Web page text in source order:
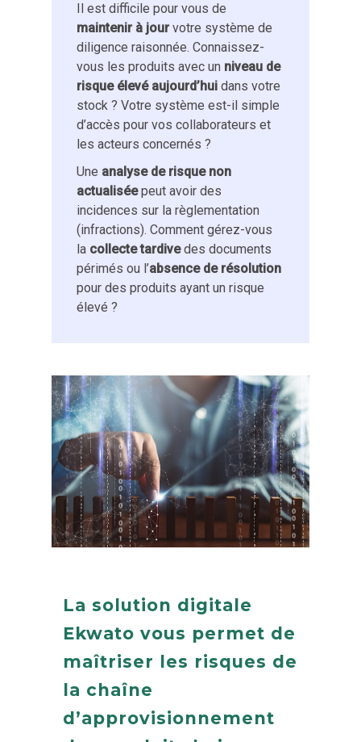
Il est difficile pour vous de
maintenir à jourvotre système de
diligence raisonnée. Connaissez-
vous les produits avec un niveau de
risque élevé aujourd’hui dans votre
stock ? Votre système est-il simple
d’accès pour vos collaborateurs et
les acteurs concernés ?
Une analyse de risque non
actualiséepeut avoir des
incidences sur la règlementation
(infractions). Comment gérez-vous
la collecte tardivedes documents
périmés ou l’absence de résolution
pour des produits ayant un risque
élevé ?
La solution digitale
Ekwato vous permet de
maîtriser les risques de
la chaîne
d’approvisionnement